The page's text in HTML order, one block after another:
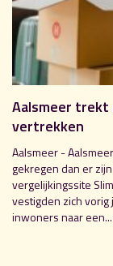
Aalsmeer trekt
vertrekken
Aalsmeer -
gekregen dan er
vergelijkingssite
vestigden zich
inwoners naar een...